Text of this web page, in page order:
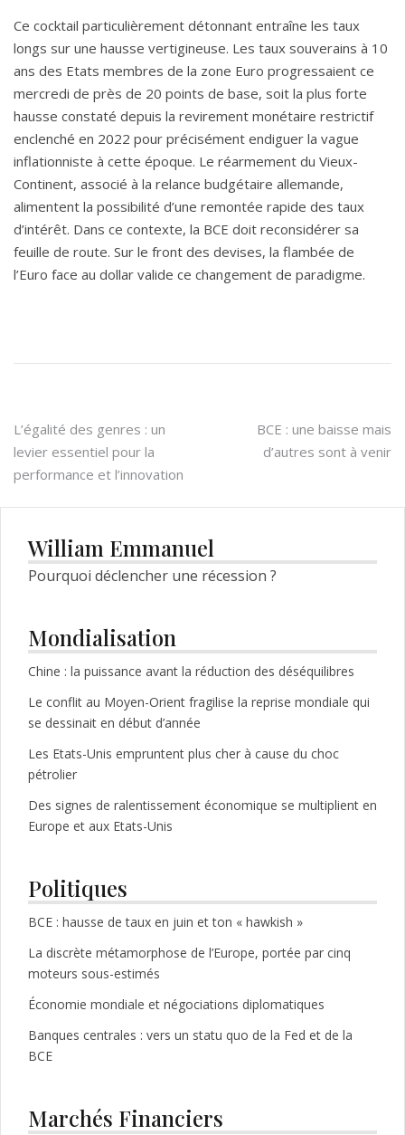
Ce cocktail particulièrement détonnant entraîne les taux
longs sur une hausse vertigineuse. Les taux souverains à 10
ans des Etats membres de la zone Euro progressaient ce
mercredi de près de 20 points de base, soit la plus forte
hausse constaté depuis la revirement monétaire restrictif
enclenché en 2022 pour précisément endiguer la vague
inflationniste à cette époque. Le réarmement du Vieux-
Continent, associé à la relance budgétaire allemande,
alimentent la possibilité d’une remontée rapide des taux
d’intérêt. Dans ce contexte, la BCE doit reconsidérer sa
feuille de route. Sur le front des devises, la flambée de
l’Euro face au dollar valide ce changement de paradigme.
Navigation
de
l’article
L’égalité des genres : un
levier essentiel pour la
performance et l’innovation
BCE : une baisse mais
d’autres sont à venir
William Emmanuel
Pourquoi déclencher une récession ?
Mondialisation
Chine : la puissance avant la réduction des déséquilibres
Le conflit au Moyen-Orient fragilise la reprise mondiale qui
se dessinait en début d’année
Les Etats-Unis empruntent plus cher à cause du choc
pétrolier
Des signes de ralentissement économique se multiplient en
Europe et aux Etats-Unis
Politiques
BCE : hausse de taux en juin et ton « hawkish »
La discrète métamorphose de l’Europe, portée par cinq
moteurs sous-estimés
Économie mondiale et négociations diplomatiques
Banques centrales : vers un statu quo de la Fed et de la
BCE
Marchés Financiers